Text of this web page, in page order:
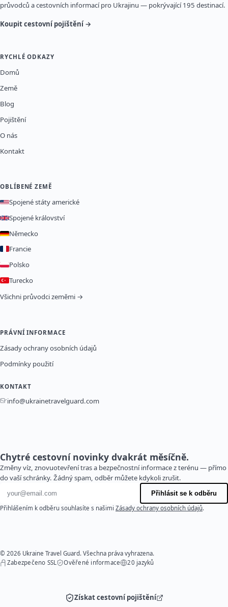
průvodců a cestovních informací pro Ukrajinu — pokrývající 195 destinací.
Koupit cestovní pojištění →
RYCHLÉ ODKAZY
Domů
Země
Blog
Pojištění
O nás
Kontakt
OBLÍBENÉ ZEMĚ
Spojené státy americké
Spojené království
Německo
Francie
Polsko
Turecko
Všichni průvodci zeměmi →
PRÁVNÍ INFORMACE
Zásady ochrany osobních údajů
Podmínky použití
KONTAKT
info@ukrainetravelguard.com
Chytré cestovní novinky dvakrát měsíčně.
Změny víz, znovuotevření tras a bezpečnostní informace z terénu — přímo
do vaší schránky. Žádný spam, odběr můžete kdykoli zrušit.
E-mailová adresa
Přihlásit se k odběru
Přihlášením k odběru souhlasíte s našimi Zásady ochrany osobních údajů.
© 2026 Ukraine Travel Guard. Všechna práva vyhrazena.
Zabezpečeno SSL
Ověřené informace 20 jazyků
Získat cestovní pojištění